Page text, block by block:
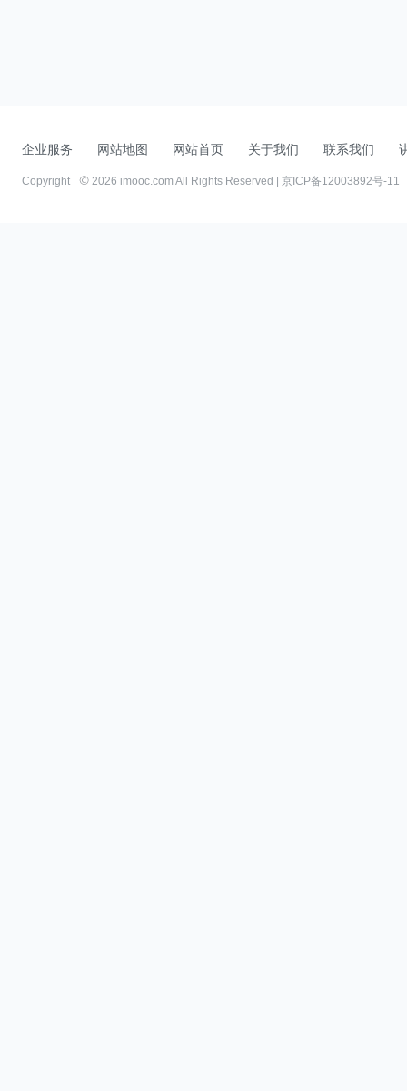
企业服务 网站地图 网站首页 关于我们 联系我们
Copyright 2026 imooc.com All Rights Reserved | 京ICP备12003892号-11